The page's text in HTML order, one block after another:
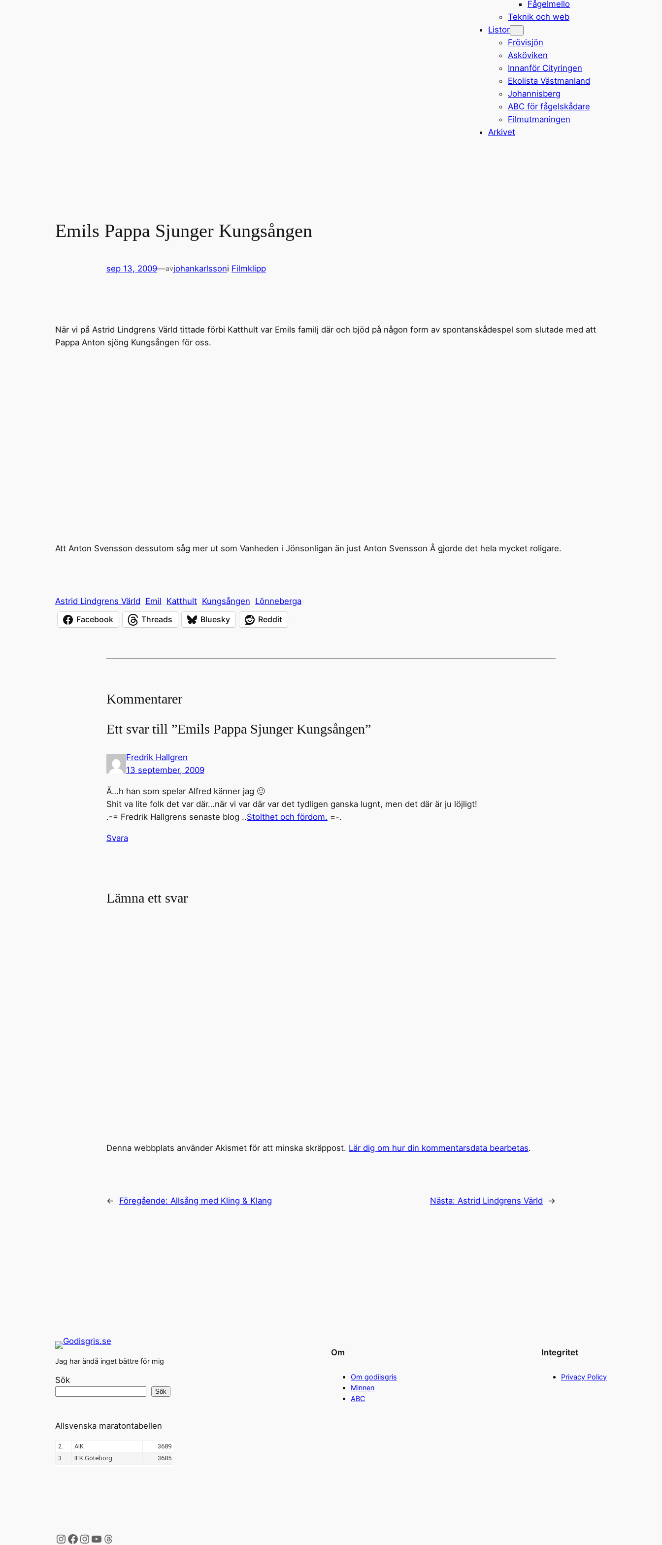
Fågelmello
Teknik och web
Listor
Frövisjön
Asköviken
Innanför Cityringen
Ekolista Västmanland
Johannisberg
ABC för fågelskådare
Filmutmaningen
Arkivet
Emils Pappa Sjunger Kungsången
sep 13, 2009—avjohankarlssoni Filmklipp
När vi på Astrid Lindgrens Värld tittade förbi Katthult var Emils familj där och bjöd på någon form av spontanskådespel som slutade med att
Pappa Anton sjöng Kungsången för oss.
Att Anton Svensson dessutom såg mer ut som Vanheden i Jönsonligan än just Anton Svensson Â gjorde det hela mycket roligare.
Astrid Lindgrens Värld Emil Katthult Kungsången Lönneberga
Facebook
Threads Bluesky Reddit
Kommentarer
Ett svar till ”Emils Pappa Sjunger Kungsången”
Fredrik Hallgren
13 september, 2009
Ã…h han som spelar Alfred känner jag 🙂
Shit va lite folk det var där…när vi var där var det tydligen ganska lugnt, men det där är ju löjligt!
.-= Fredrik Hallgrens senaste blog ..Stolthet och fördom. =-.
Svara
Lämna ett svar
Denna webbplats använder Akismet för att minska skräppost. Lär dig om hur din kommentarsdata bearbetas.
← Föregående: Allsång med Kling & Klang Nästa: Astrid Lindgrens Värld →
Jag har ändå inget bättre för mig
Sök
Sök
Om
Om godiisgris
Minnen
ABC
Integritet
Privacy Policy
Allsvenska maratontabellen
Instagram
Facebook
Instagram
YouTube
Threads